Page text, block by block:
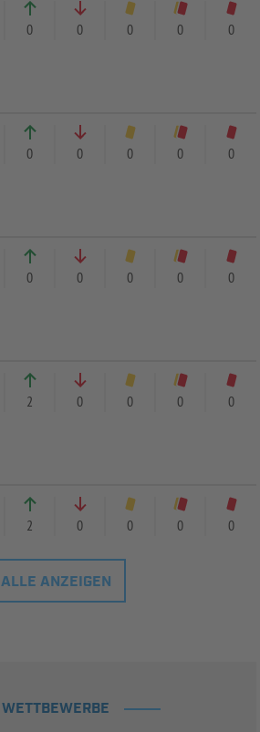
0 0 0 0 0
0 0 0 0 0
0 0 0 0 0
2 0 0 0 0
2 0 0 0 0
ALLE ANZEIGEN
WETTBEWERBE